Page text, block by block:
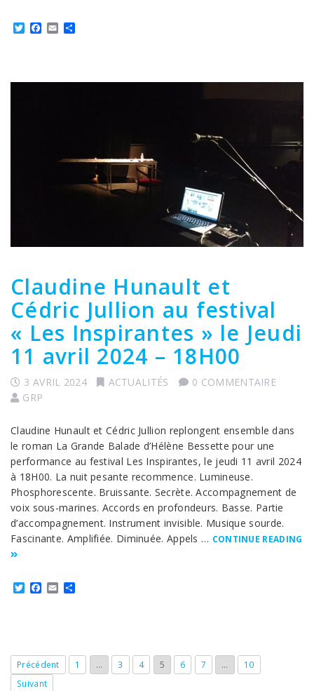
TwitterFacebook
Email
Claudine Hunault et
Cédric Jullion au festival
« Les Inspirantes » le Jeudi
11 avril 2024 – 18H00
3 AVRIL 2024 ACTUALITÉS
0 COMMENTAIRE
GRP
Claudine Hunault et Cédric Jullion replongent ensemble dans
le roman La Grande Balade d’Hélène Bessette pour une
performance au festival Les Inspirantes, le jeudi 11 avril 2024
à 18H00. La nuit pesante recommence. Lumineuse.
Phosphorescente. Bruissante. Secrète. Accompagnement de
voix sous-marines. Accords en profondeurs. Basse. Partie
d’accompagnement. Instrument invisible. Musique sourde.
Fascinante. Amplifiée. Diminuée. Appels … CONTINUE READING
TwitterFacebook
Email
Précédent 1 … 3 4 5 6 7 …
10
Suivant